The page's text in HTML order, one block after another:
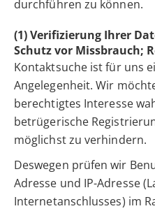
durchführen zu können.
(1) Verifizierung Ihrer
Schutz vor Missbrauch;
Kontaktsuche ist für uns
Angelegenheit. Wir
berechtigtes Interesse
betrügerische
möglichst zu verhindern.
Deswegen prüfen wir
Adresse und IP-Adresse
Internetanschlusses) im